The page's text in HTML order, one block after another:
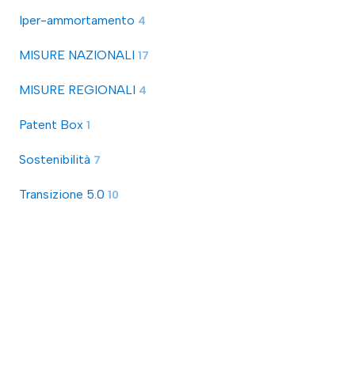
Iper-ammortamento 4
MISURE NAZIONALI 17
MISURE REGIONALI 4
Patent Box 1
Sostenibilità 7
Transizione 5.0 10